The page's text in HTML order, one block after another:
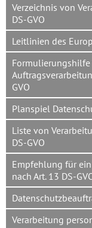
Verzeichnis von
DS-GVO
Leitlinien des
GVO
Planspiel
Liste von
DS-GVO
Empfehlung für
nach Art. 13 DS-
Verarbeitung